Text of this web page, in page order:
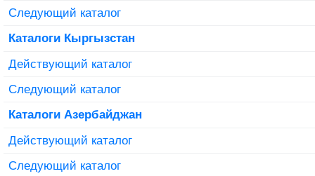
Следующий каталог
Каталоги Кыргызстан
Действующий каталог
Следующий каталог
Каталоги Азербайджан
Действующий каталог
Следующий каталог